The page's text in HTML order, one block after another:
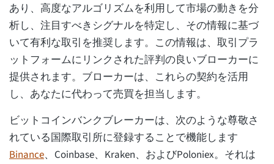
あり、高度なアルゴリズムを利用して市場の動きを分
析し、注目すべきシグナルを特定し、その情報に基づ
いて有利な取引を推奨します。この情報は、取引プラ
ットフォームにリンクされた評判の良いブローカーに
提供されます。ブローカーは、これらの契約を活用
し、あなたに代わって売買を担当します。
ビットコインバンクブレーカーは、次のような尊敬さ
れている国際取引所に登録することで機能します
Binance、Coinbase、Kraken、およびPoloniex。それは